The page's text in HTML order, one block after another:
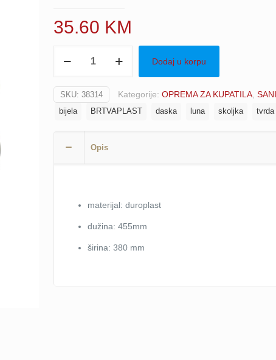
35.60 KM
školjku
tvrda
količina
Dodaj u korpu
SKU: 38314 Kategorije: OPREMA ZA KUPATILA
bijela BRTVAPLAST daska luna skoljka tvrda
Opis
materijal: duroplast
dužina: 455mm
širina: 380 mm